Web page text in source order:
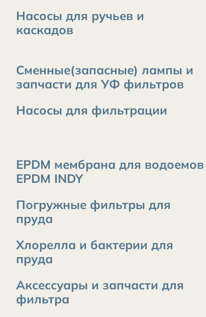
Насосы для ручьев и
каскадов
Сменные(запасные) лампы и
запчасти для УФ фильтров
Насосы для фильтрации
EPDM мембрана для водоемов
EPDM INDY
Погружные фильтры для
пруда
Хлорелла и бактерии для
пруда
Аксессуары и запчасти для
фильтра